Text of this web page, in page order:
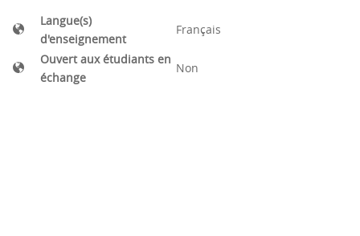
Langue(s)
d'enseignement
Français
Ouvert aux étudiants en
échange
Non